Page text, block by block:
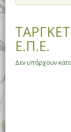
Ε.Π.Ε.
Δεν υπάρχουν